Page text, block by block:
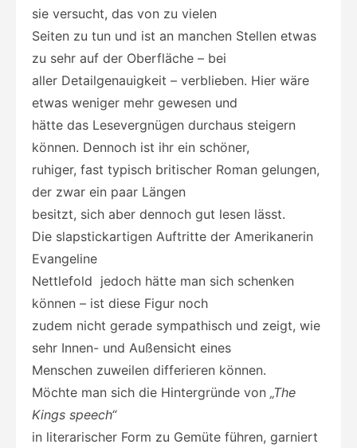
sie versucht, das von zu vielen
Seiten zu tun und ist an manchen Stellen etwas
zu sehr auf der Oberfläche – bei
aller Detailgenauigkeit – verblieben. Hier wäre
etwas weniger mehr gewesen und
hätte das Lesevergnügen durchaus steigern
können. Dennoch ist ihr ein schöner,
ruhiger, fast typisch britischer Roman gelungen,
der zwar ein paar Längen
besitzt, sich aber dennoch gut lesen lässt.
Die slapstickartigen Auftritte der Amerikanerin
Evangeline
Nettlefold jedoch hätte man sich schenken
können – ist diese Figur noch
zudem nicht gerade sympathisch und zeigt, wie
sehr Innen- und Außensicht eines
Menschen zuweilen differieren können.
Möchte man sich die Hintergründe von „The
Kings speech“
in literarischer Form zu Gemüte führen, garniert